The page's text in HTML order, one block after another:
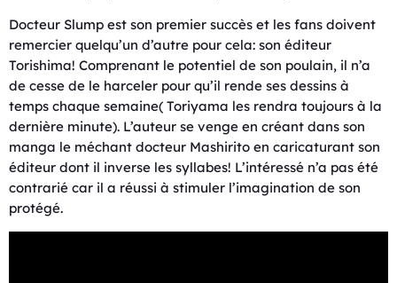
Docteur Slump est son premier succès et les fans doivent
remercier quelqu’un d’autre pour cela: son éditeur
Torishima! Comprenant le potentiel de son poulain, il n’a
de cesse de le harceler pour qu’il rende ses dessins à
temps chaque semaine( Toriyama les rendra toujours à la
dernière minute). L’auteur se venge en créant dans son
manga le méchant docteur Mashirito en caricaturant son
éditeur dont il inverse les syllabes! L’intéressé n’a pas été
contrarié car il a réussi à stimuler l’imagination de son
protégé.